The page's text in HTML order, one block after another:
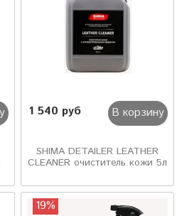
1 540 руб В корзину
SHIMA DETAILER LEATHER
CLEANER очиститель кожи 5л
19%